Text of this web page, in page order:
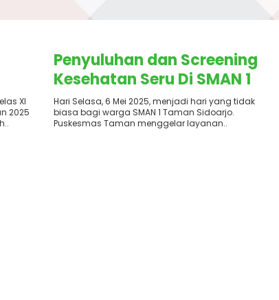
XI
2025
Penyuluhan dan Screening
Kesehatan Seru Di SMAN 1
Taman Sidoarjo
Hari Selasa, 6 Mei 2025, menjadi hari yang tidak
biasa bagi warga SMAN 1 Taman Sidoarjo.
Puskesmas Taman menggelar layanan..